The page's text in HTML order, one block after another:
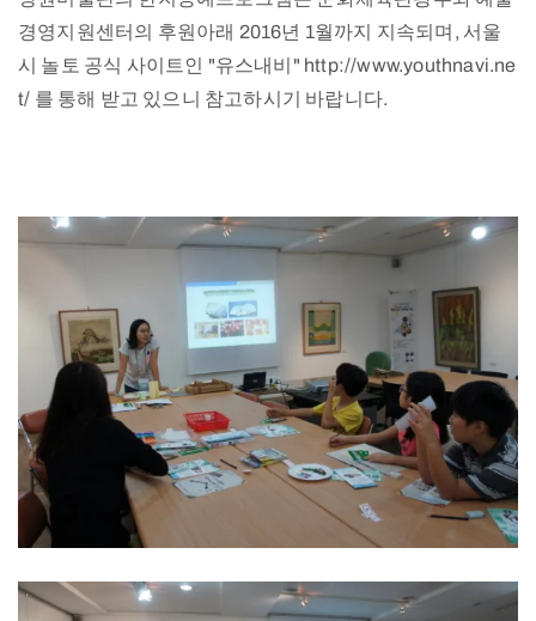
경영지원센터의 후원아래 2016년 1월까지 지속되며, 서울
시 놀토 공식 사이트인 "유스내비" http://www.youthnavi.ne
t/ 를 통해 받고 있으니 참고하시기 바랍니다.